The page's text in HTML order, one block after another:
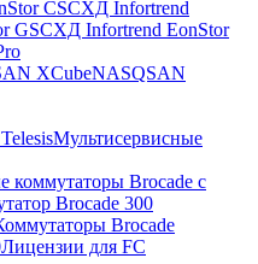
CSСХД Infortrend
GSСХД Infortrend EonStor
XCubeNASQSAN
Мультисервисные
коммутаторы Brocade с
Brocade 300
Brocade
Лицензии для FC